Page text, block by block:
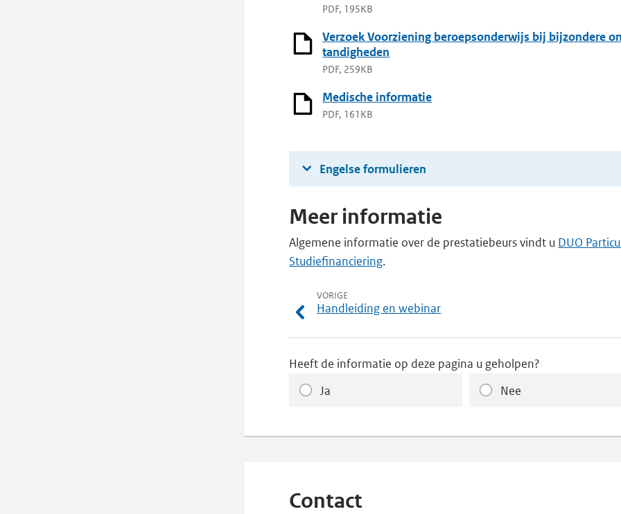
PDF, 195KB
Verzoek Voorziening beroepsonderwijs bij bijzondere
tandigheden
PDF, 259KB
Medische informatie
PDF, 161KB
Engelse formulieren
Meer informatie
Algemene informatie over de prestatiebeurs vindt u DUO
Studiefinanciering.
VORIGE
Handleiding en webinar
Heeft de informatie op deze pagina u geholpen?
Ja
Nee
Contact